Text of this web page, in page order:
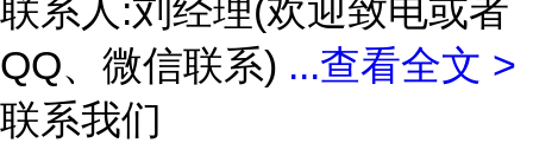
联系人:刘经理(欢迎致电或者
QQ、微信联系) ...查看全文 >
联系我们